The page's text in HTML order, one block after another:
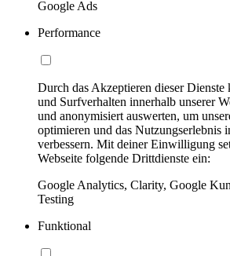
Google Ads
Performance
Durch das Akzeptieren dieser
und Surfverhalten innerhalb unserer
und anonymisiert auswerten, um
optimieren und das Nutzungserlebnis
verbessern. Mit deiner Einwilligung
Webseite folgende Drittdienste ein:
Google Analytics, Clarity, Google
Testing
Funktional